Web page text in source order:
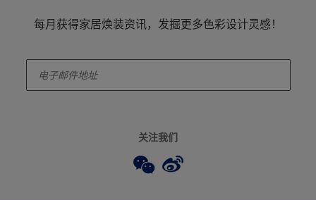
每月获得家居焕装资讯，发掘更多色彩设计灵感！
关注我们